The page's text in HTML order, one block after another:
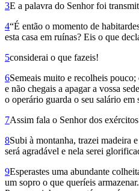
3E a palavra do Senhor foi
4“É então o momento de
esta casa em ruínas? Eis o que
5considerai o que fazeis!
6Semeais muito e recolheis
e não chegais a apagar a vossa
o operário guarda o seu salário em
7Assim fala o Senhor dos
8Subi à montanha, trazei madeira
será agradável e nela serei
9Esperastes uma abundante
um sopro o que queríeis